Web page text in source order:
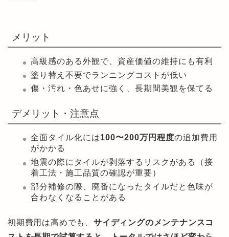
メリット
高級感のある外観で、資産価値の維持にも有利
塗り替え不要でランニングコストが低い
傷・汚れ・色あせに強く、長期間美観を保てる
デメリット・注意点
全面タイル化には100〜200万円程度の追加費用
がかかる
地震の際にタイルが剥落するリスクがある（接
着工法・施工品質の確認が重要）
部分補修の際、廃番になったタイルだと色味が
合わなくなることがある
初期費用は高めでも、 サイディングのメンテナンスコ